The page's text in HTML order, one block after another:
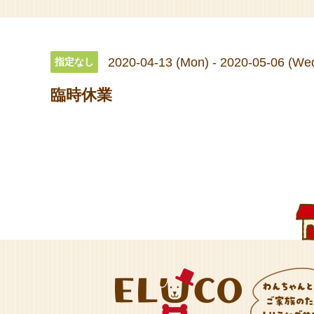
指定なし 2020-04-13 (Mon) - 2020-05-06
臨時休業